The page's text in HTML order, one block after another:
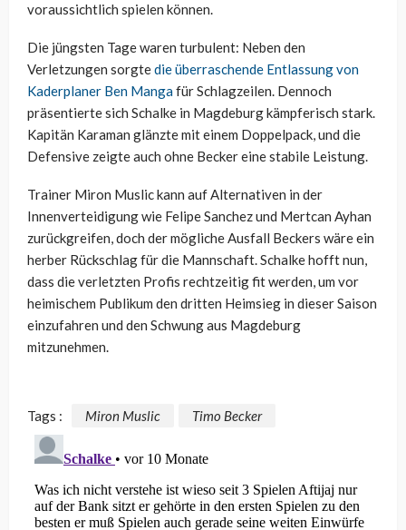
voraussichtlich spielen können.
Die jüngsten Tage waren turbulent: Neben den
Verletzungen sorgtedie überraschende Entlassung von
Kaderplaner Ben Mangafür Schlagzeilen. Dennoch
präsentierte sich Schalke in Magdeburg kämpferisch stark.
Kapitän Karaman glänzte mit einem Doppelpack, und die
Defensive zeigte auch ohne Becker eine stabile Leistung.
Trainer Miron Muslic kann auf Alternativen in der
Innenverteidigung wie Felipe Sanchez und Mertcan Ayhan
zurückgreifen, doch der mögliche Ausfall Beckers wäre ein
herber Rückschlag für die Mannschaft. Schalke hofft nun,
dass die verletzten Profis rechtzeitig fit werden, um vor
heimischem Publikum den dritten Heimsieg in dieser Saison
einzufahren und den Schwung aus Magdeburg
mitzunehmen.
Tags : Miron Muslic Timo Becker